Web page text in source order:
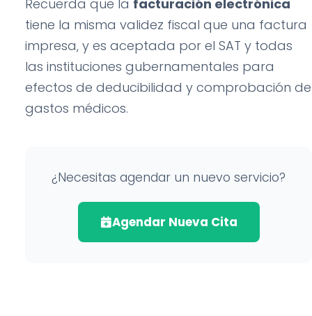
Recuerda que la facturación electrónica
tiene la misma validez fiscal que una factura
impresa, y es aceptada por el SAT y todas
las instituciones gubernamentales para
efectos de deducibilidad y comprobación de
gastos médicos.
¿Necesitas agendar un nuevo servicio?
Agendar Nueva Cita